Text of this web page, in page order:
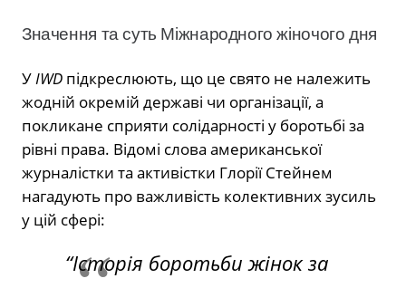
Значення та суть Міжнародного жіночого дня
УIWD підкреслюють, що це свято не належить
жодній окремій державі чи організації, а
покликане сприяти солідарності у боротьбі за
рівні права. Відомі слова американської
журналістки та активістки Глорії Стейнем
нагадують про важливість колективних зусиль
у цій сфері:
“Історія боротьби жінок за